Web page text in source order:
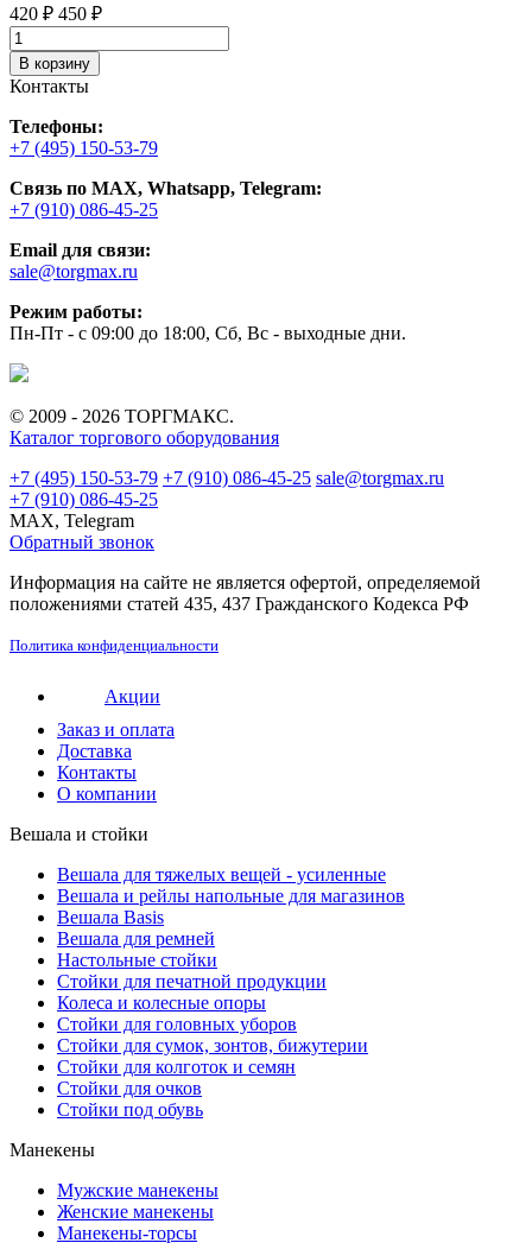
420 ₽ 450 ₽
В корзину
Контакты
Телефоны:
+7 (495) 150-53-79
Связь по MAX, Whatsapp, Telegram:
+7 (910) 086-45-25
Email для связи:
sale@torgmax.ru
Режим работы:
Пн-Пт - с 09:00 до 18:00, Сб, Вс - выходные дни.
© 2009 - 2026 ТОРГМАКС.
Каталог торгового оборудования
+7 (495) 150-53-79 +7 (910) 086-45-25 sale@torgmax.ru
+7 (910) 086-45-25
MAX, Telegram
Обратный звонок
Информация на сайте не является офертой, определяемой
положениями статей 435, 437 Гражданского Кодекса РФ
Политика конфиденциальности
Акции
Заказ и оплата
Доставка
Контакты
О компании
Вешала и стойки
Вешала для тяжелых вещей - усиленные
Вешала и рейлы напольные для магазинов
Вешала Basis
Вешала для ремней
Настольные стойки
Стойки для печатной продукции
Колеса и колесные опоры
Стойки для головных уборов
Стойки для сумок, зонтов, бижутерии
Стойки для колготок и семян
Стойки для очков
Стойки под обувь
Манекены
Мужские манекены
Женские манекены
Манекены-торсы